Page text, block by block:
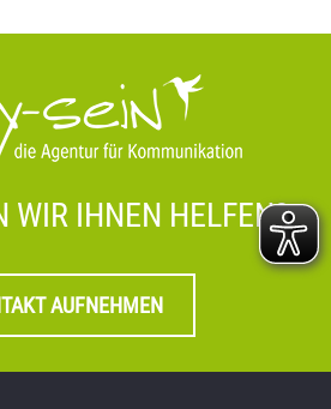
WIR IHNEN HELFEN?
AUFNEHMEN